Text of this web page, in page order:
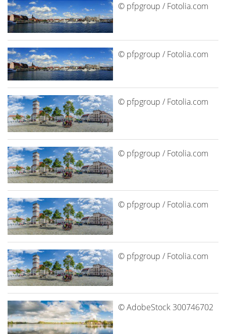
© pfpgroup / Fotolia.com
© pfpgroup / Fotolia.com
© pfpgroup / Fotolia.com
© pfpgroup / Fotolia.com
© pfpgroup / Fotolia.com
© pfpgroup / Fotolia.com
© AdobeStock 300746702